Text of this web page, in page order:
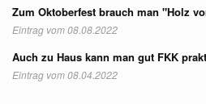
Zum Oktoberfest brauch man "Holz
Eintrag vom 08.08.2022
Auch zu Haus kann man gut FKK
Eintrag vom 08.04.2022